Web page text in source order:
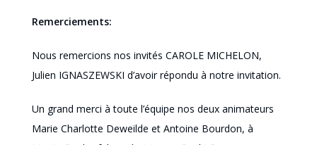
Remerciements:
Nous remercions nos invités CAROLE MICHELON,
Julien IGNASZEWSKI d’avoir répondu à notre invitation.
Un grand merci à toute l’équipe nos deux animateurs
Marie Charlotte Deweilde et Antoine Bourdon, à